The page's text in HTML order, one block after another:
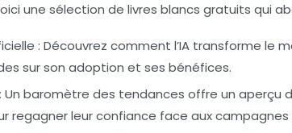
une sélection de livres blancs gratuits qui
: Découvrez comment l’IA transforme le
sur son adoption et ses bénéfices.
: Un baromètre des tendances offre un
regagner leur confiance face aux campagnes